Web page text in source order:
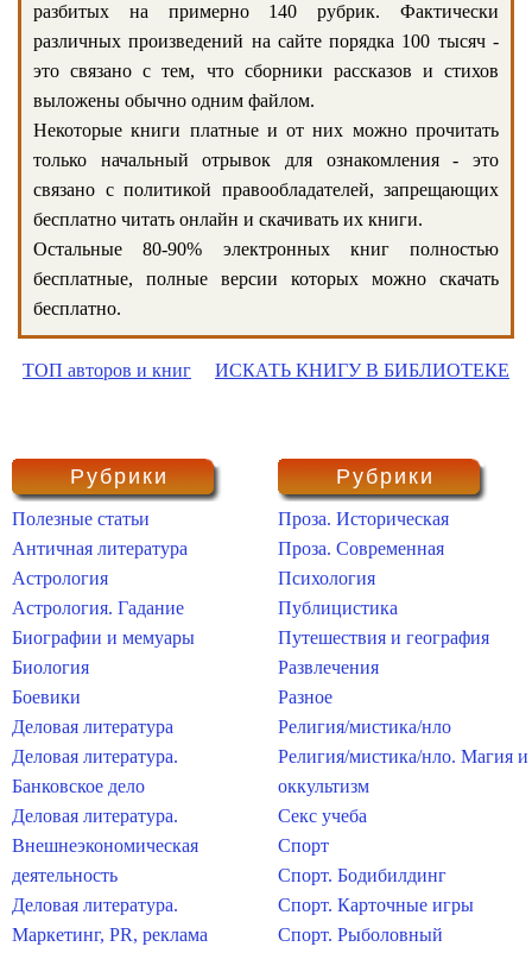
разбитых на примерно 140 рубрик. Фактически
различных произведений на сайте порядка 100 тысяч -
это связано с тем, что сборники рассказов и стихов
выложены обычно одним файлом.
Некоторые книги платные и от них можно прочитать
только начальный отрывок для ознакомления - это
связано с политикой правообладателей, запрещающих
бесплатно читать онлайн и скачивать их книги.
Остальные 80-90% электронных книг полностью
бесплатные, полные версии которых можно скачать
бесплатно.
ТОП авторов и книг ИСКАТЬ КНИГУ В БИБЛИОТЕКЕ
Рубрики
Полезные статьи
Античная литература
Астрология
Астрология. Гадание
Биографии и мемуары
Биология
Боевики
Деловая литература
Деловая литература.
Банковское дело
Деловая литература.
Внешнеэкономическая
деятельность
Деловая литература.
Маркетинг, PR, реклама
Рубрики
Проза. Историческая
Проза. Современная
Психология
Публицистика
Путешествия и география
Развлечения
Разное
Религия/мистика/нло
Религия/мистика/нло. Магия и
оккультизм
Секс учеба
Спорт
Спорт. Бодибилдинг
Спорт. Карточные игры
Спорт. Рыболовный